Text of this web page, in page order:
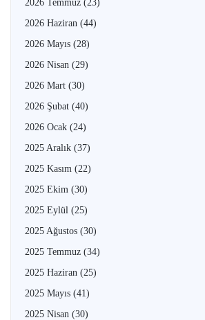
2026 Temmuz (23)
2026 Haziran (44)
2026 Mayıs (28)
2026 Nisan (29)
2026 Mart (30)
2026 Şubat (40)
2026 Ocak (24)
2025 Aralık (37)
2025 Kasım (22)
2025 Ekim (30)
2025 Eylül (25)
2025 Ağustos (30)
2025 Temmuz (34)
2025 Haziran (25)
2025 Mayıs (41)
2025 Nisan (30)